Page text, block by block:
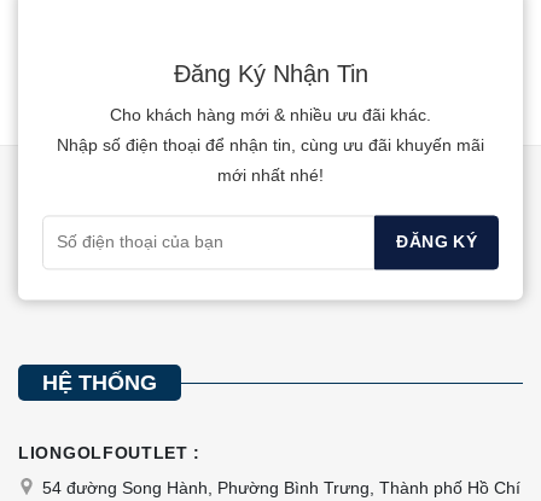
Đăng Ký Nhận Tin
Cho khách hàng mới & nhiều ưu đãi khác.
Nhập số điện thoại để nhận tin, cùng ưu đãi khuyến mãi
mới nhất nhé!
HỆ THỐNG
LIONGOLFOUTLET :
54 đường Song Hành, Phường Bình Trưng, Thành phố Hồ Chí